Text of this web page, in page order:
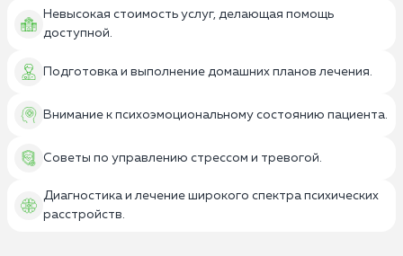
Невысокая стоимость услуг, делающая помощь
доступной.
Подготовка и выполнение домашних планов лечения.
Внимание к психоэмоциональному состоянию пациента.
Советы по управлению стрессом и тревогой.
Диагностика и лечение широкого спектра психических
расстройств.